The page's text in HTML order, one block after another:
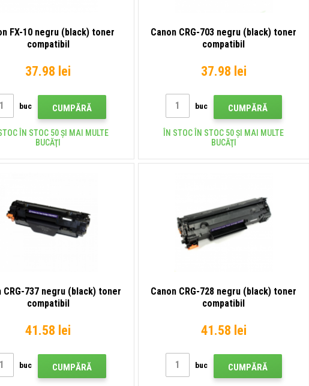
FX-10 negru (black) toner
compatibil
37.98 lei
buc CUMPĂRĂ
ÎN STOC 50 ȘI MAI MULTE
BUCĂŢI
Canon CRG-703 negru (black) toner
compatibil
37.98 lei
buc CUMPĂRĂ
ÎN STOC ÎN STOC 50 ȘI MAI MULTE
BUCĂŢI
CRG-737 negru (black) toner
compatibil
41.58 lei
buc CUMPĂRĂ
Canon CRG-728 negru (black) toner
compatibil
41.58 lei
buc CUMPĂRĂ